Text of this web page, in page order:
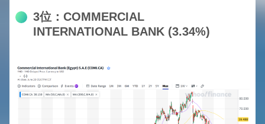
3位：COMMERCIAL
INTERNATIONAL BANK (3.34%)